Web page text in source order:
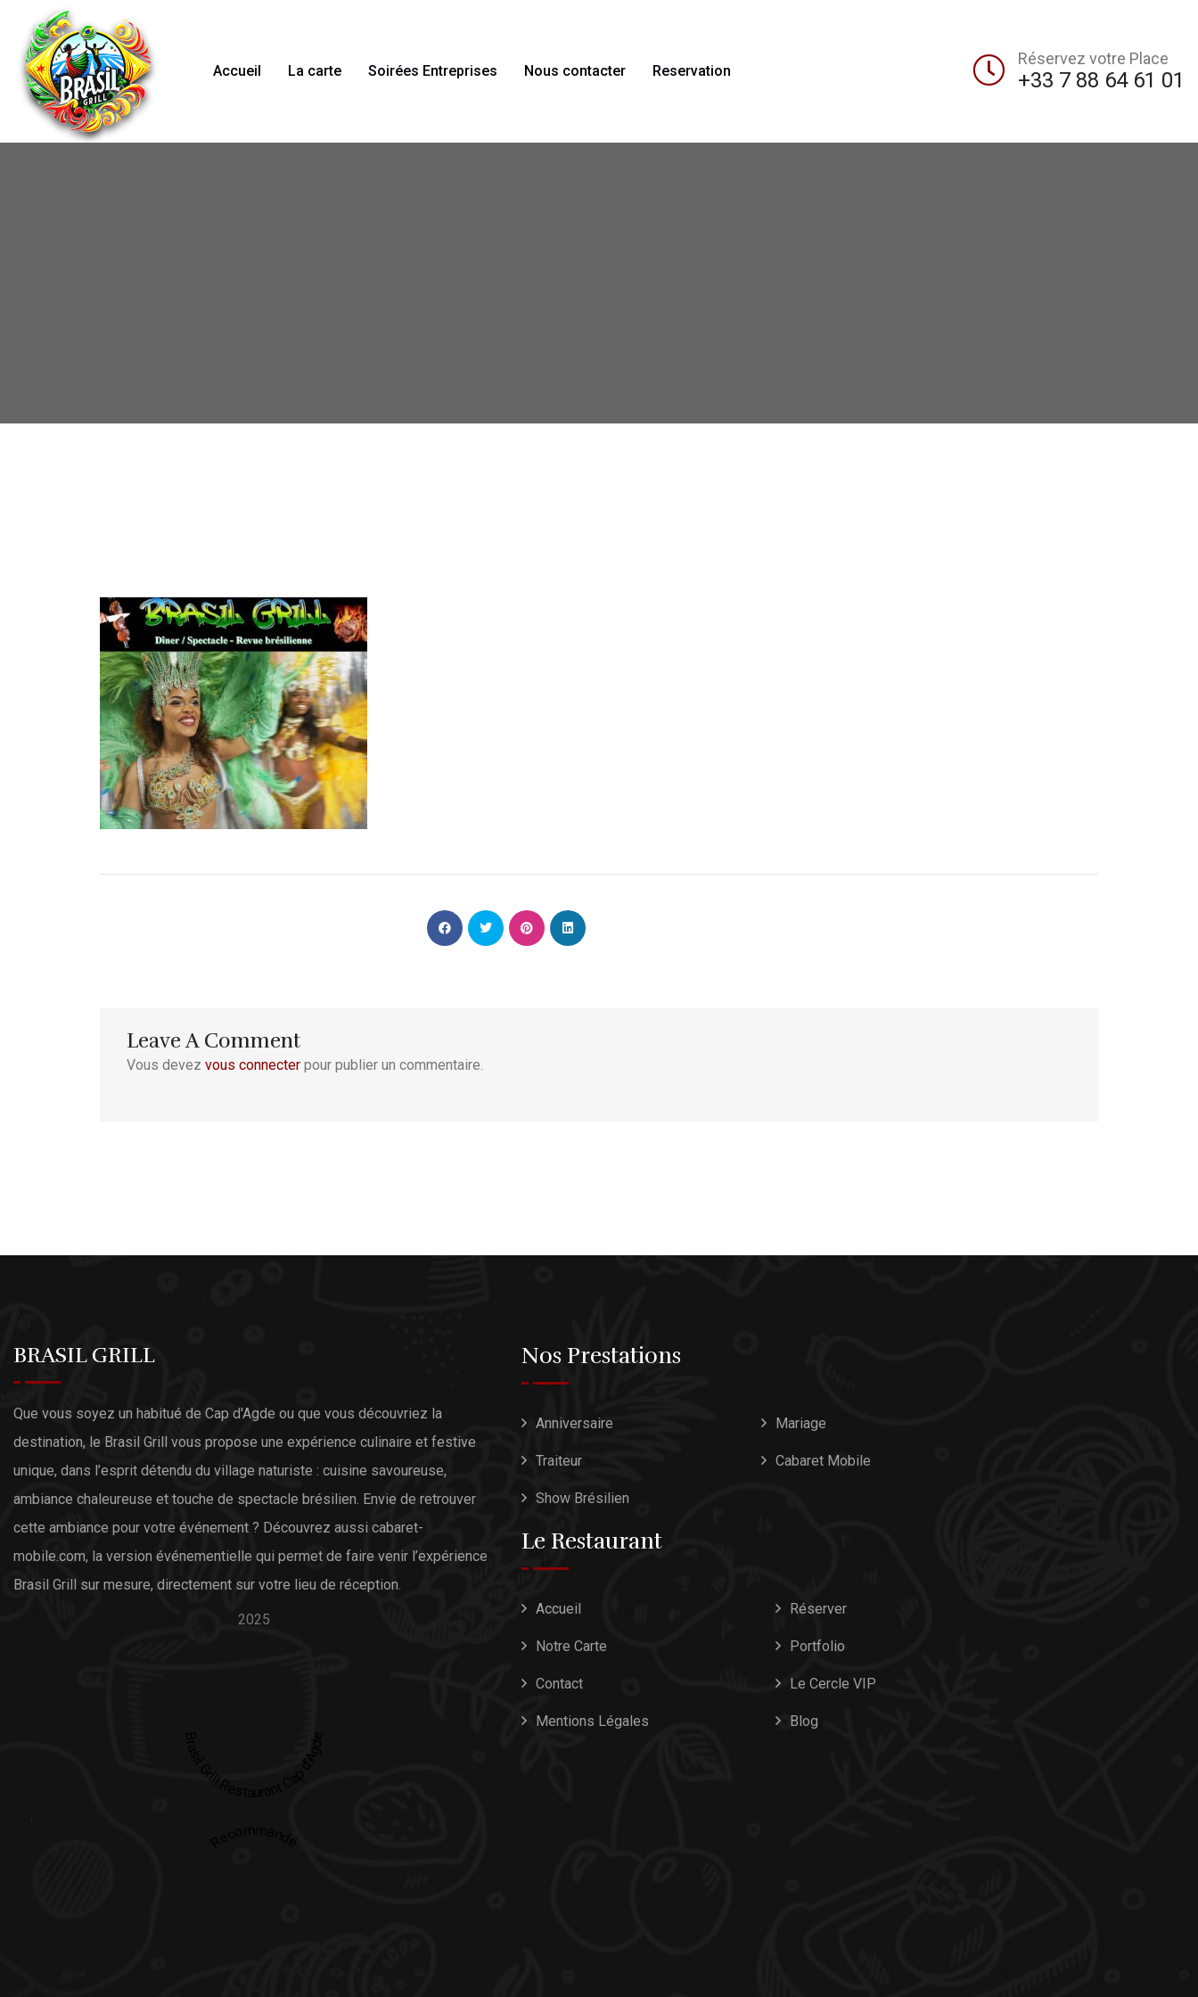
Accueil La carte Soirées Entreprises Nous contacter Reservation
Réservez votre Place
+33 7 88 64 61 01
Leave A Comment
Vous devez vous connecter pour publier un commentaire.
BRASIL GRILL
Que vous soyez un habitué de Cap d'Agde ou que vous découvriez la
destination, le Brasil Grill vous propose une expérience culinaire et festive
unique, dans l’esprit détendu du village naturiste : cuisine savoureuse,
ambiance chaleureuse et touche de spectacle brésilien. Envie de retrouver
cette ambiance pour votre événement ? Découvrez aussi cabaret-
mobile.com, la version événementielle qui permet de faire venir l’expérience
Brasil Grill sur mesure, directement sur votre lieu de réception.
2025
Brasil Grill Restaurant Cap d'Agde
Recommandé
Nos Prestations
Anniversaire Mariage
Traiteur Cabaret Mobile
Show Brésilien
Le Restaurant
Accueil Réserver
Notre Carte Portfolio
Contact Le Cercle VIP
Mentions Légales Blog